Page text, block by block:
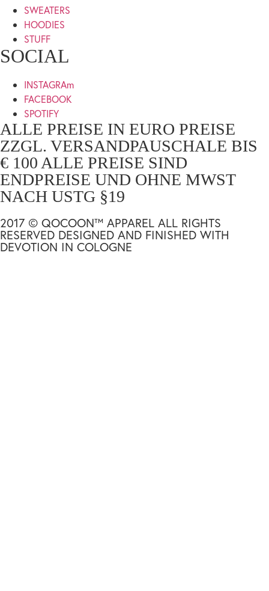
SWEATERS
HOODIES
STUFF
SOCIAL
INSTAGRAm
FACEBOOK
SPOTIFY
ALLE PREISE IN EURO PREISE
ZZGL. VERSANDPAUSCHALE BIS
€ 100 ALLE PREISE SIND
ENDPREISE UND OHNE MWST
NACH USTG §19
2017 © QOCOON™ APPAREL ALL RIGHTS
RESERVED DESIGNED AND FINISHED WITH
DEVOTION IN COLOGNE